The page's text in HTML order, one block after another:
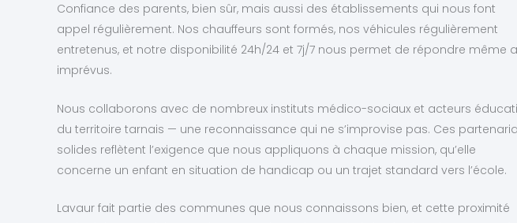
Confiance des parents, bien sûr, mais aussi des établissements qui nous font
appel régulièrement. Nos chauffeurs sont formés, nos véhicules régulièrement
entretenus, et notre disponibilité 24h/24 et 7j/7 nous permet de répondre même
imprévus.
Nous collaborons avec de nombreux instituts médico-sociaux et acteurs
du territoire tarnais — une reconnaissance qui ne s’improvise pas. Ces
solides reflètent l’exigence que nous appliquons à chaque mission, qu’elle
concerne un enfant en situation de handicap ou un trajet standard vers l’école.
Lavaur fait partie des communes que nous connaissons bien, et cette proximité